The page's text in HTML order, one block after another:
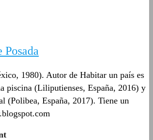
Posada
1980). Autor de Habitar un país es
piscina (Liliputienses, España, 2016) y
(Polibea, España, 2017). Tiene un